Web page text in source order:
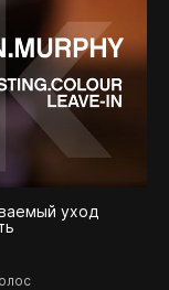
уход